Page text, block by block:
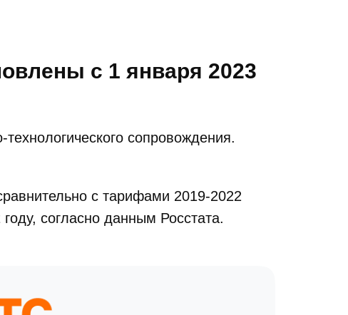
с 1 января 2023
сопровождения.
с тарифами 2019-2022
согласно данным Росстата.